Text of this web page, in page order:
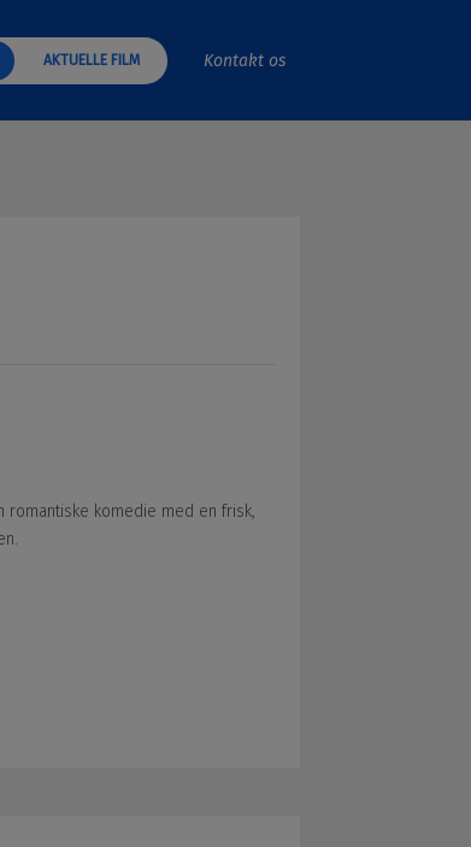
AKTUELLE FILM Kontakt os
romantiske komedie med en frisk,